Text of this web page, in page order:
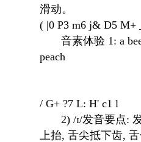
滑动。
( |0 P3 m6 j& D5 M+
音素体验 1: a
peach
/ G+ ?7 L: H' c1 l
2) /ɪ/发音要点:
上抬, 舌尖抵下齿,